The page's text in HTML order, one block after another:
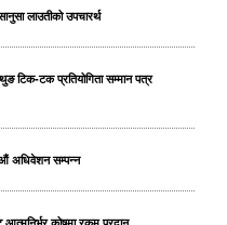
लाउतीको उपचारर्थ
टिक-टक प्रतियोगिता सम्मान पत्र
अधिवेशन सम्पन्न